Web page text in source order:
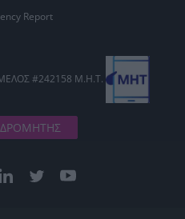
Report
#242158 Μ.Η.Τ.